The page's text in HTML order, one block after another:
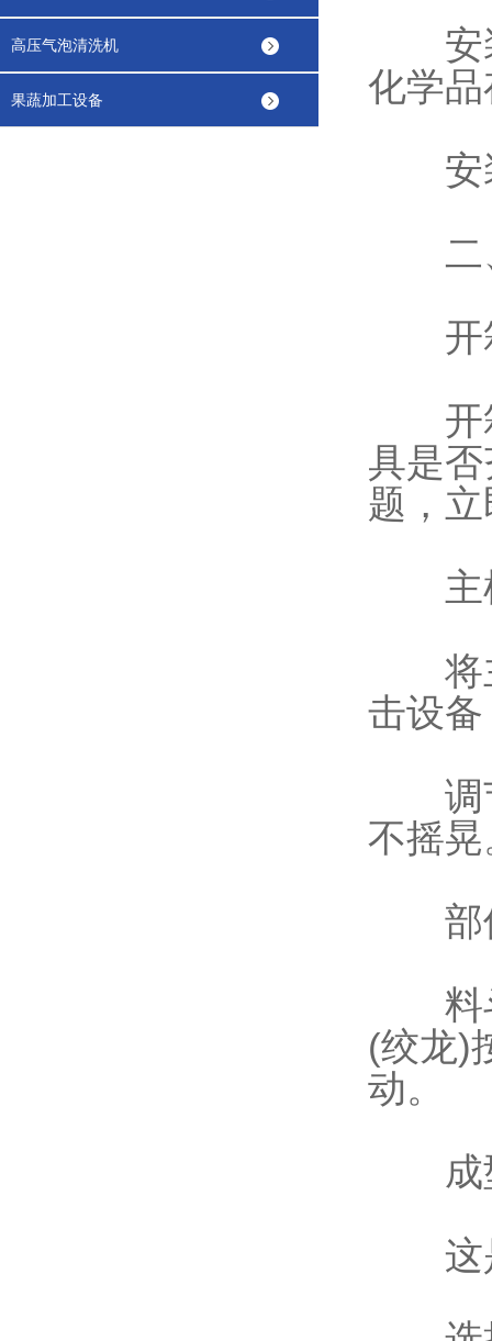
高压气泡清洗机
果蔬加工设备
安装
化学
安装
二、
开
开箱
具是
题，
主
将主
击设
调节
不摇晃
部
料斗
(绞龙)
动。
成型
这是